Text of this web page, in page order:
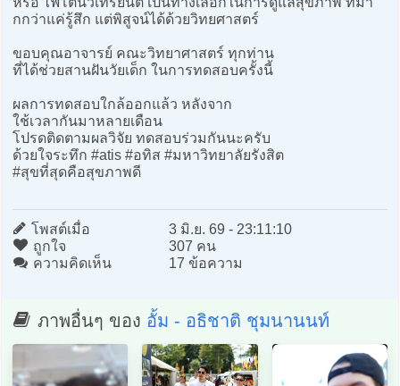
กกว่าแค่รู้สึก แต่พิสูจน์ได้ด้วยวิทยศาสตร์
ขอบคุณอาจารย์ คณะวิทยาศาสตร์ ทุกท่าน
ที่ได้ช่วยสานฝันวัยเด็ก ในการทดสอบครั้งนี้
ผลการทดสอบใกล้ออกแล้ว หลังจาก
ใช้เวลากันมาหลายเดือน
โปรดติดตามผลวิจัย ทดสอบร่วมกันนะครับ
ด้วยใจระทึก #atis #อทิส #มหาวิทยาลัยรังสิต
#สุขที่สุดคือสุขภาพดี
โพสต์เมื่อ
3 มิ.ย. 69 - 23:11:10
ถูกใจ
307 คน
ความคิดเห็น
17 ข้อความ
ภาพอื่นๆ ของ อั้ม - อธิชาติ ชุมนานนท์